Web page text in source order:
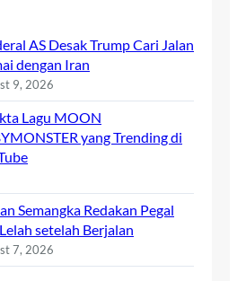
AS Desak Trump Cari Jalan
dengan Iran
9, 2026
Lagu MOON
yang Trending di
Semangka Redakan Pegal
setelah Berjalan
7, 2026